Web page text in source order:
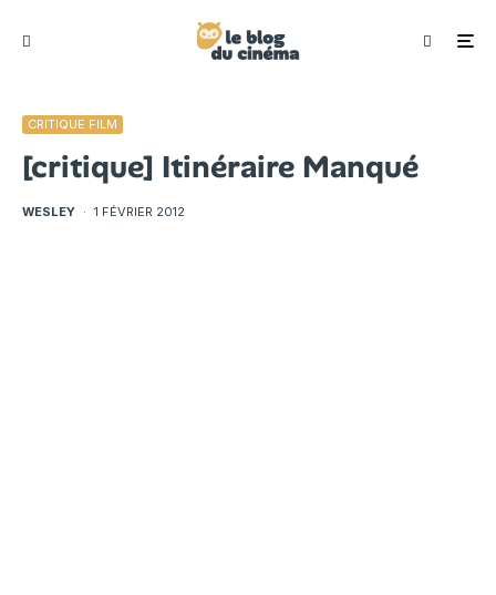
CRITIQUE FILM
[critique] Itinéraire Manqué
WESLEY · 1 FÉVRIER 2012